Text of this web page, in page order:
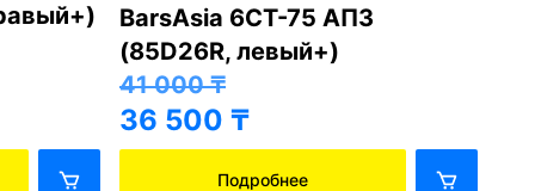
BarsAsia 6СТ-75 АПЗ
(85D26R, левый+)
41 000₸
36 500 ₸
Подробнее